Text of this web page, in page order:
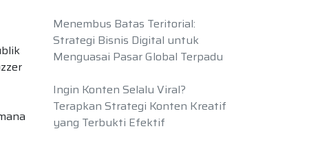
Menembus Batas Teritorial:
Strategi Bisnis Digital untuk
Menguasai Pasar Global Terpadu
Ingin Konten Selalu Viral?
Terapkan Strategi Konten Kreatif
yang Terbukti Efektif